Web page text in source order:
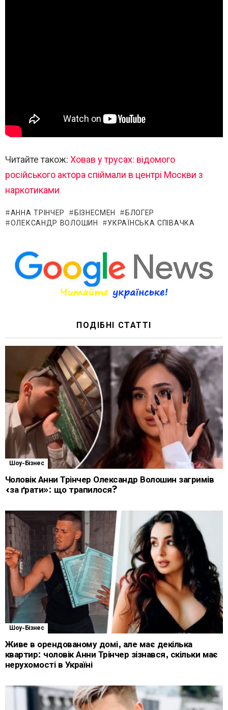
Читайте також: Ховав у трусах: відомого
російського актора спіймали в центрі Москви з
наркотиками
АННА ТРІНЧЕР БІЗНЕСМЕН
БЛОГЕР
ОЛЕКСАНДР ВОЛОШИН
УКРАЇНСЬКА СПІВАЧКА
ПОДІБНІ СТАТТІ
Шоу-Бізнес
Чоловік Анни Трінчер Олександр Волошин загримів
«за ґрати»: що трапилося?
Шоу-Бізнес
Живе в орендованому домі, але має декілька
квартир: чоловік Анни Трінчер зізнався, скільки має
нерухомості в Україні